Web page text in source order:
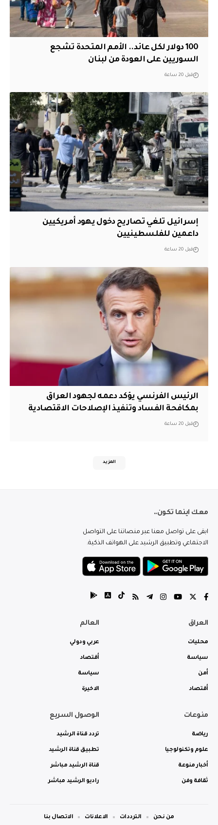
100 دولار لكل عائد.. الأمم المتحدة تشجع
السوريين على العودة من لبنان
قبل 20 ساعة
إسرائيل تلغي تصاريح دخول يهود أمريكيين
داعمين للفلسطينيين
قبل 20 ساعة
الرئيس الفرنسي يؤكد دعمه لجهود العراق
بمكافحة الفساد وتنفيذ الإصلاحات الاقتصادية
قبل 20 ساعة
المزيد
معك اينما تكون..
ابقى على تواصل معنا عبر منصاتنا على التواصل
الاجتماعي وتطبيق الرشيد على الهواتف الذكية.
العراق
محليات
سياسة
أمن
أقتصاد
العالم
عربي ودولي
أقتصاد
سياسة
الاخيرة
منوعات
رياضة
علوم وتكنولوجيا
أخبار منوعة
ثقافة وفن
الوصول السريع
تردد قناة الرشيد
تطبيق قناة الرشيد
قناة الرشيد مباشر
راديو الرشيد مباشر
من نحن الترددات الاعلانات الاتصال بنا